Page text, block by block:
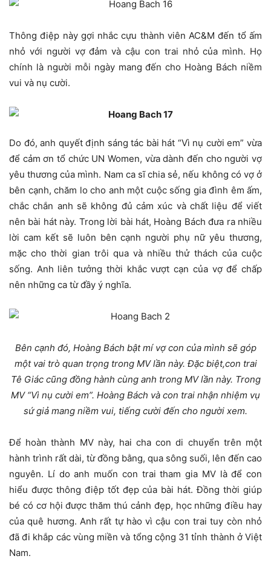
Thông điệp này gợi nhắc cựu thành viên AC&M đến tổ ấm
nhỏ với người vợ đảm và cậu con trai nhỏ của mình. Họ
chính là người mỗi ngày mang đến cho Hoàng Bách niềm
vui và nụ cười.
Do đó, anh quyết định sáng tác bài hát “Vì nụ cười em” vừa
để cảm ơn tổ chức UN Women, vừa dành đến cho người vợ
yêu thương của mình. Nam ca sĩ chia sẻ, nếu không có vợ ở
bên cạnh, chăm lo cho anh một cuộc sống gia đình êm ấm,
chắc chắn anh sẽ không đủ cảm xúc và chất liệu để viết
nên bài hát này. Trong lời bài hát, Hoàng Bách đưa ra nhiều
lời cam kết sẽ luôn bên cạnh người phụ nữ yêu thương,
mặc cho thời gian trôi qua và nhiều thử thách của cuộc
sống. Anh liên tưởng thời khắc vượt cạn của vợ để chấp
nên những ca từ đầy ý nghĩa.
Bên cạnh đó, Hoàng Bách bật mí vợ con của mình sẽ góp
một vai trò quan trọng trong MV lần này. Đặc biệt,con trai
Tê Giác cũng đồng hành cùng anh trong MV lần này. Trong
MV “Vì nụ cười em”. Hoàng Bách và con trai nhận nhiệm vụ
sứ giả mang niềm vui, tiếng cười đến cho người xem.
Để hoàn thành MV này, hai cha con di chuyển trên một
hành trình rất dài, từ đồng bằng, qua sông suối, lên đến cao
nguyên. Lí do anh muốn con trai tham gia MV là để con
hiểu được thông điệp tốt đẹp của bài hát. Đồng thời giúp
bé có cơ hội được thăm thú cảnh đẹp, học những điều hay
của quê hương. Anh rất tự hào vì cậu con trai tuy còn nhỏ
đã đi khắp các vùng miền và tổng cộng 31 tỉnh thành ở Việt
Nam.